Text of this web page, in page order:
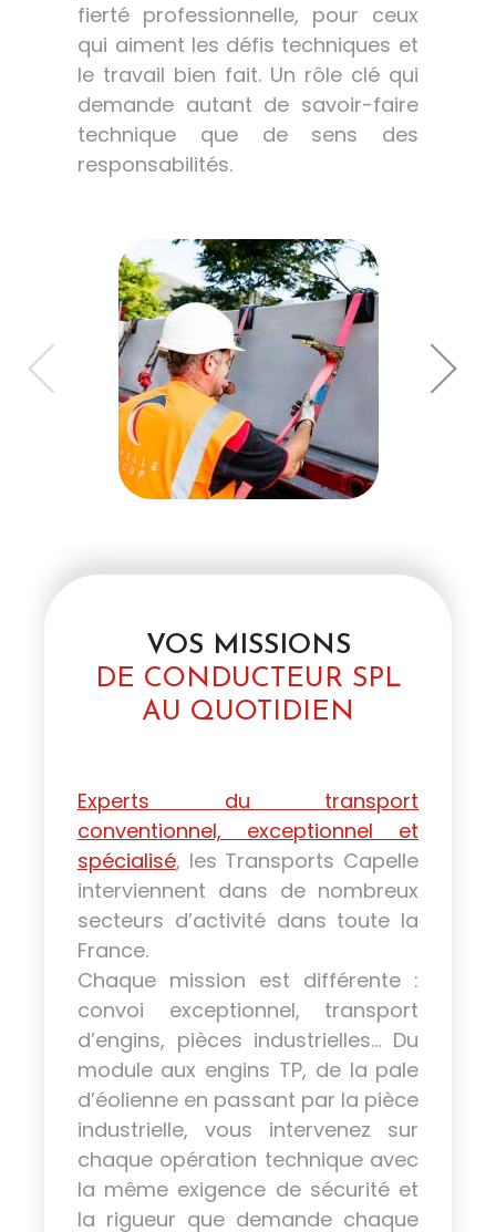
fierté professionnelle, pour ceux
qui aiment les défis techniques et
le travail bien fait. Un rôle clé qui
demande autant de savoir-faire
technique que de sens des
responsabilités.
VOS MISSIONS
DE CONDUCTEUR SPL
AU QUOTIDIEN
Experts du transport
conventionnel, exceptionnel et
spécialisé, les Transports Capelle
interviennent dans de nombreux
secteurs d’activité dans toute la
France.
Chaque mission est différente :
convoi exceptionnel, transport
d’engins, pièces industrielles… Du
module aux engins TP, de la pale
d’éolienne en passant par la pièce
industrielle, vous intervenez sur
chaque opération technique avec
la même exigence de sécurité et
la rigueur que demande chaque